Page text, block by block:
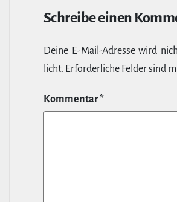
Schreibe einen
Deine E‑Mail-​Adresse wird
licht. Erfor­der­liche Felder sind
Kommentar*